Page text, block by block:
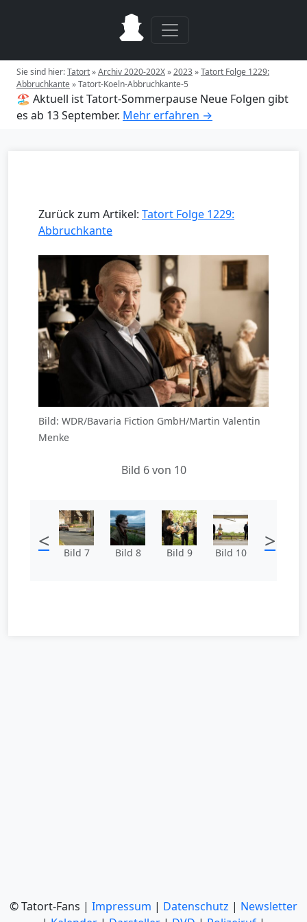
Sie sind hier:Tatort»Archiv 2020-202X»2023»Tatort Folge 1229:
Abbruchkante»Tatort-Koeln-Abbruchkante-5
🏖️ Aktuell ist Tatort-Sommerpause Neue Folgen gibt
es ab 13 September. Mehr erfahren →
Zurück zum Artikel: Tatort Folge 1229:
Abbruchkante
Bild: WDR/Bavaria Fiction GmbH/Martin Valentin
Menke
Bild 6 von 10
< Bild 7 Bild 8 Bild 9 Bild 10 >
© Tatort-Fans | Impressum | Datenschutz | Newsletter